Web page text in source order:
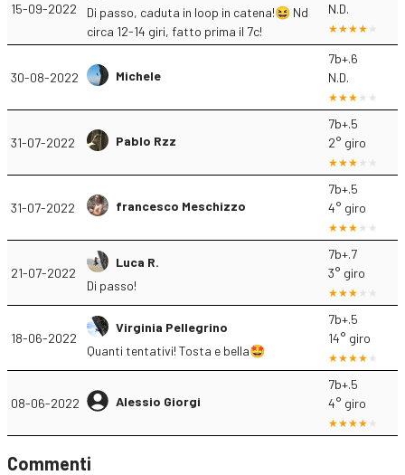
15-09-2022
Di passo, caduta in loop in catena!😆 Nd
circa 12-14 giri, fatto prima il 7c!
N.D.
30-08-2022 Michele
7b+.6
N.D.
31-07-2022 Pablo Rzz
7b+.5
2° giro
31-07-2022 francesco Meschizzo
7b+.5
4° giro
21-07-2022
Luca R.
Di passo!
7b+.7
3° giro
18-06-2022
Virginia Pellegrino
Quanti tentativi! Tosta e bella🤩
7b+.5
14° giro
08-06-2022 Alessio Giorgi
7b+.5
4° giro
Commenti